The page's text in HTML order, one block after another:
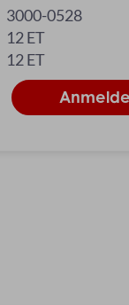
3000-0528
12 ET
12 ET